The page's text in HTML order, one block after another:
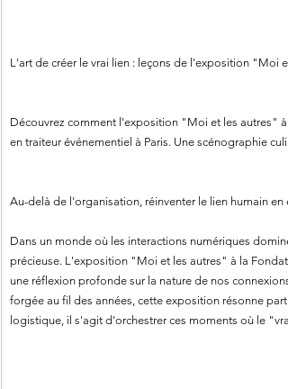
L'art de créer le vrai lien : leçons de l'exposition "Moi
Découvrez comment l'exposition "Moi et les autres"
en traiteur événementiel à Paris. Une scénographie
Au-delà de l'organisation, réinventer le lien humain en
Dans un monde où les interactions numériques
précieuse. L'exposition "Moi et les autres" à la
une réflexion profonde sur la nature de nos
forgée au fil des années, cette exposition résonne
logistique, il s'agit d'orchestrer ces moments où le